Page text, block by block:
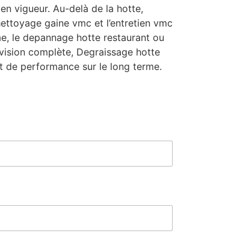
vigueur. Au-delà de la hotte,
gaine vmc et l’entretien vmc
le depannage hotte restaurant ou
complète, Degraissage hotte
de performance sur le long terme.